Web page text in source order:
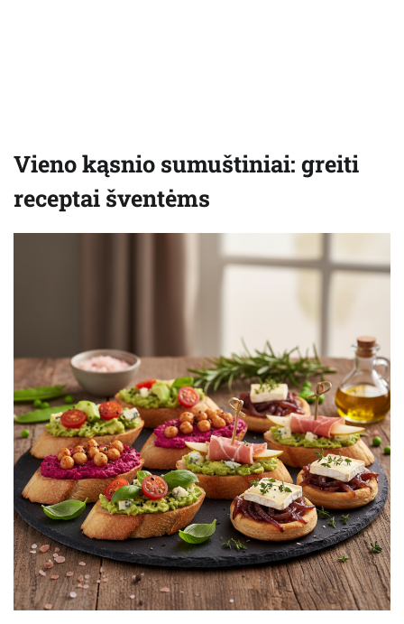
Vieno kąsnio sumuštiniai: greiti
receptai šventėms